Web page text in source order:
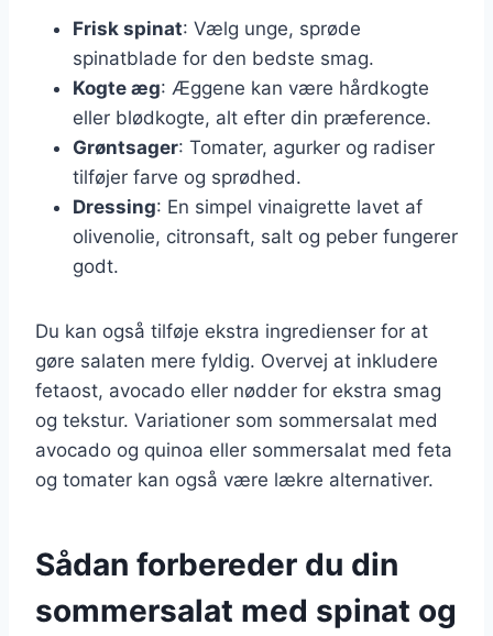
Frisk spinat: Vælg unge, sprøde
spinatblade for den bedste smag.
Kogte æg: Æggene kan være hårdkogte
eller blødkogte, alt efter din præference.
Grøntsager: Tomater, agurker og radiser
tilføjer farve og sprødhed.
Dressing: En simpel vinaigrette lavet af
olivenolie, citronsaft, salt og peber fungerer
godt.
Du kan også tilføje ekstra ingredienser for at
gøre salaten mere fyldig. Overvej at inkludere
fetaost, avocado eller nødder for ekstra smag
og tekstur. Variationer som sommersalat med
avocado og quinoa eller sommersalat med feta
og tomater kan også være lækre alternativer.
Sådan forbereder du din
sommersalat med spinat og